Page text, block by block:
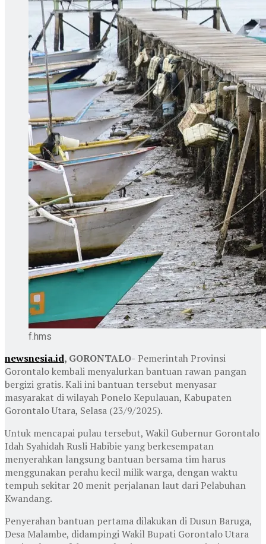
f.hms
newsnesia.id, GORONTALO- Pemerintah Provinsi
Gorontalo kembali menyalurkan bantuan rawan pangan
bergizi gratis. Kali ini bantuan tersebut menyasar
masyarakat di wilayah Ponelo Kepulauan, Kabupaten
Gorontalo Utara, Selasa (23/9/2025).
Untuk mencapai pulau tersebut, Wakil Gubernur Gorontalo
Idah Syahidah Rusli Habibie yang berkesempatan
menyerahkan langsung bantuan bersama tim harus
menggunakan perahu kecil milik warga, dengan waktu
tempuh sekitar 20 menit perjalanan laut dari Pelabuhan
Kwandang.
Penyerahan bantuan pertama dilakukan di Dusun Baruga,
Desa Malambe, didampingi Wakil Bupati Gorontalo Utara